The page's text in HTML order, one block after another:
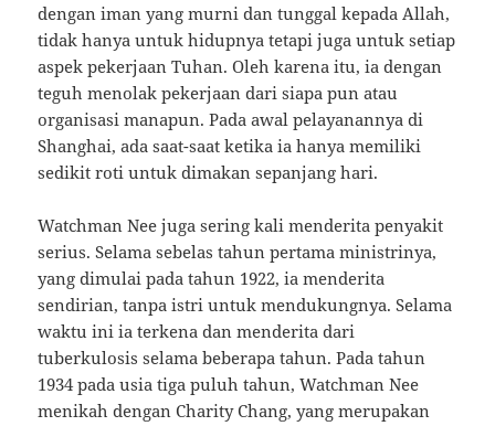
dengan iman yang murni dan tunggal kepada Allah,
tidak hanya untuk hidupnya tetapi juga untuk setiap
aspek pekerjaan Tuhan. Oleh karena itu, ia dengan
teguh menolak pekerjaan dari siapa pun atau
organisasi manapun. Pada awal pelayanannya di
Shanghai, ada saat-saat ketika ia hanya memiliki
sedikit roti untuk dimakan sepanjang hari.
Watchman Nee juga sering kali menderita penyakit
serius. Selama sebelas tahun pertama ministrinya,
yang dimulai pada tahun 1922, ia menderita
sendirian, tanpa istri untuk mendukungnya. Selama
waktu ini ia terkena dan menderita dari
tuberkulosis selama beberapa tahun. Pada tahun
1934 pada usia tiga puluh tahun, Watchman Nee
menikah dengan Charity Chang, yang merupakan